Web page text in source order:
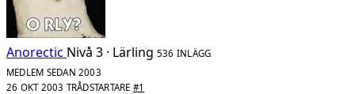
Anorectic Nivå 3 · Lärling 536 INLÄGG
MEDLEM SEDAN 2003
26 OKT 2003 TRÅDSTARTARE #1